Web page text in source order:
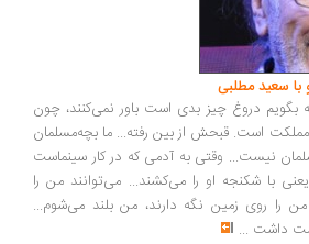
مطلبی
دروغ چیز بدی است باور نمی‌کنند، چون
قبحش از بین رفته... ما بچه‌مسلمان
وقتی به آدمی که در کار سینماست
شکنجه او را می‌کشند... می‌توانند من را
زمین نگه دارند، من بلند می‌شوم...
...